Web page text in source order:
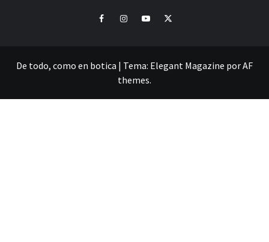
FacebookInstagramYoutubeTwitter
De todo, como en botica | Tema: Elegant Magazine porAF
themes.